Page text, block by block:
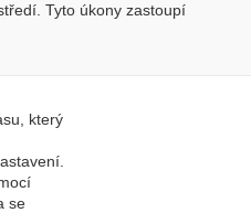
Tyto úkony zastoupí
který
se